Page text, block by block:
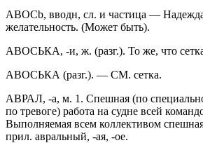
ABOCb, вводн, сл. и частица —
желательность. (Может быть).
АВОСЬКА, -и, ж. (разг.). То же, что
АВОСЬКА (разг.). — СМ. сетка.
АВРАЛ, -а, м. 1. Спешная (по
по тревоге) работа на судне всей
Выполняемая всем коллективом
прил. авральный, -ая, -ое.